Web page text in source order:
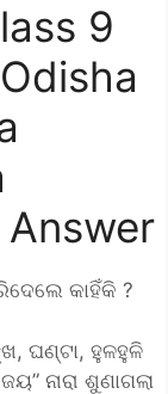
9
କାହିଁକି ?
ଘଣ୍ଟା, ହୁଳହୁଳି
ନାରା ଶୁଣାଗଲା